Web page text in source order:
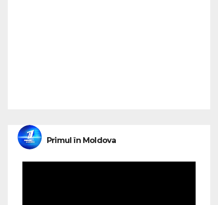
Primul în Moldova